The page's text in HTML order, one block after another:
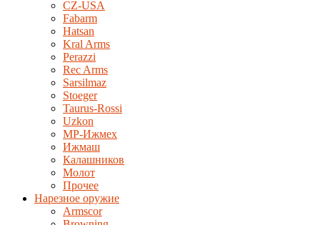
CZ-USA
Fabarm
Hatsan
Kral Arms
Perazzi
Rec Arms
Sarsilmaz
Stoeger
Taurus-Rossi
Uzkon
MP-Ижмех
Ижмаш
Калашников
Молот
Прочее
Нарезное оружие
Armscor